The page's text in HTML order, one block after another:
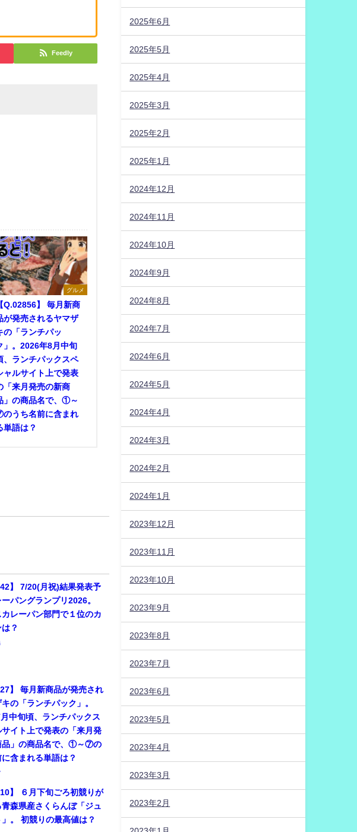
Feedly
グルメ
Q.02856】 毎月新商
が発売されるヤマザ
の「ランチパッ
」。2026年8月中旬
、ランチパックスペ
ャルサイト上で発表
「来月発売の新商
」の商品名で、①～
うち名前に含まれ
単語は？
】 7/20(月祝)結果発表予
パングランプリ2026。
レーパン部門で１位のカ
？
】 毎月新商品が発売され
の「ランチパック」。
中旬頃、ランチパックス
イト上で発表の「来月発
品」の商品名で、①～⑦の
含まれる単語は？
】 ６月下旬ごろ初競りが
森県産さくらんぼ「ジュ
。 初競りの最高値は？
2025年6月
2025年5月
2025年4月
2025年3月
2025年2月
2025年1月
2024年12月
2024年11月
2024年10月
2024年9月
2024年8月
2024年7月
2024年6月
2024年5月
2024年4月
2024年3月
2024年2月
2024年1月
2023年12月
2023年11月
2023年10月
2023年9月
2023年8月
2023年7月
2023年6月
2023年5月
2023年4月
2023年3月
2023年2月